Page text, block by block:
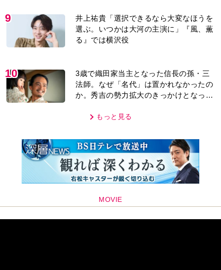
る』では横沢役
10
か。秀吉の勢力拡大のきっかけとなった
「清須会議」の背景とは…。濱田浩一郎
が『豊臣兄弟！』を解説
もっと見る
MOVIE